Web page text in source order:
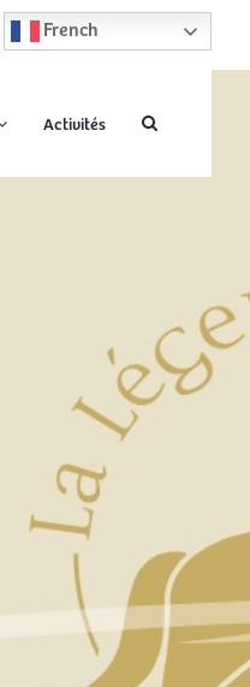
French
Activités